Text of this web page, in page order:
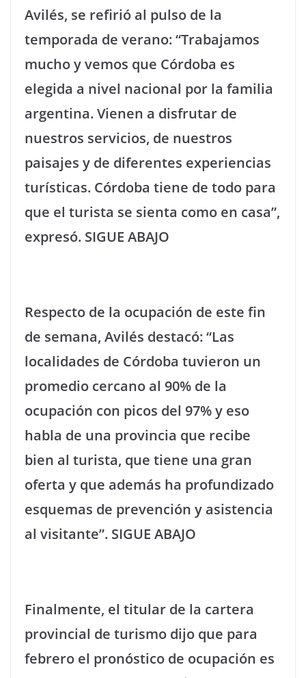
Avilés, se refirió al pulso de la
temporada de verano: “Trabajamos
mucho y vemos que Córdoba es
elegida a nivel nacional por la familia
argentina. Vienen a disfrutar de
nuestros servicios, de nuestros
paisajes y de diferentes experiencias
turísticas. Córdoba tiene de todo para
que el turista se sienta como en casa”,
expresó. SIGUE ABAJO
Respecto de la ocupación de este fin
de semana, Avilés destacó: “Las
localidades de Córdoba tuvieron un
promedio cercano al 90% de la
ocupación con picos del 97% y eso
habla de una provincia que recibe
bien al turista, que tiene una gran
oferta y que además ha profundizado
esquemas de prevención y asistencia
al visitante”. SIGUE ABAJO
Finalmente, el titular de la cartera
provincial de turismo dijo que para
febrero el pronóstico de ocupación es